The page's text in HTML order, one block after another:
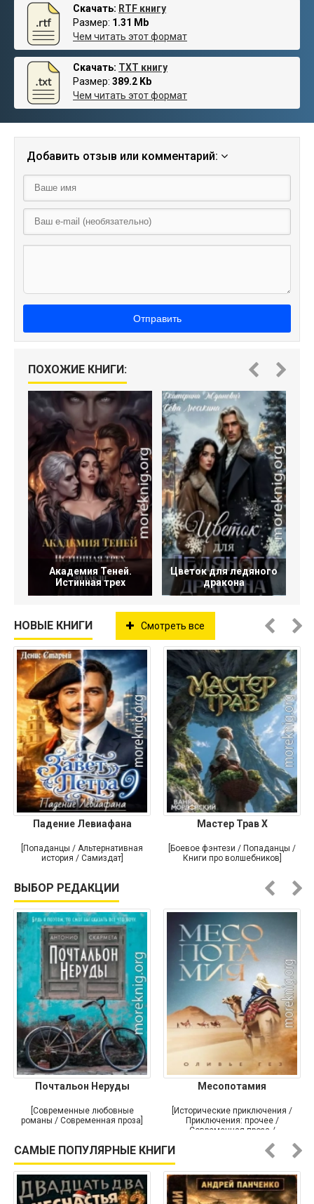
Скачать: RTF книгу
Размер: 1.31 Mb
Чем читать этот формат
Скачать: TXT книгу
Размер: 389.2 Kb
Чем читать этот формат
Добавить отзыв или комментарий:
Отправить
ПОХОЖИЕ КНИГИ:
Академия Теней.
Истинная трех
Цветок для ледяного
дракона
НОВЫЕ КНИГИ Смотреть все
Падение Левиафана
[Попаданцы / Альтернативная
история / Самиздат]
Мастер Трав X
[Боевое фэнтези / Попаданцы /
Книги про волшебников]
ВЫБОР РЕДАКЦИИ
Почтальон Неруды
[Современные любовные
романы / Современная проза]
Месопотамия
[Исторические приключения /
Приключения: прочее /
Современная проза /
САМЫЕ ПОПУЛЯРНЫЕ КНИГИ